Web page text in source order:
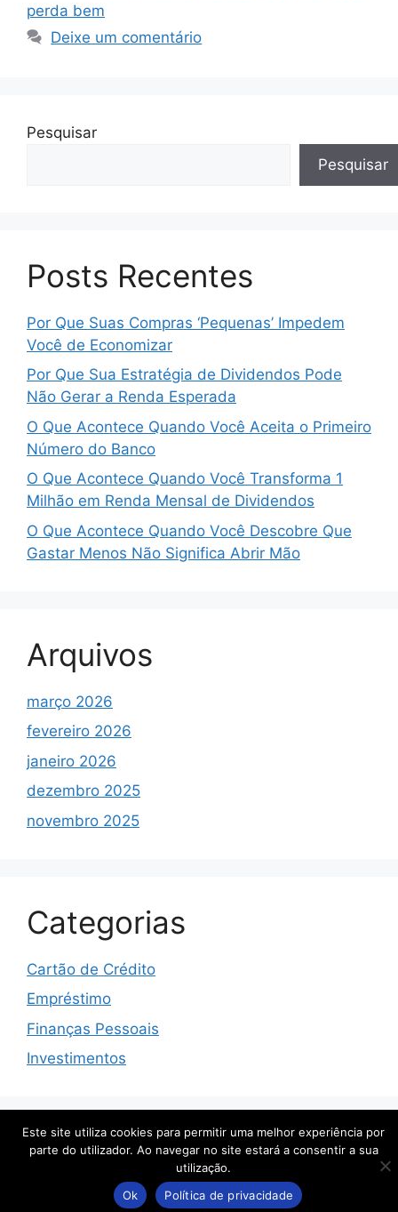
perda bem
Deixe um comentário
Pesquisar
Pesquisar
Posts Recentes
Por Que Suas Compras ‘Pequenas’ Impedem
Você de Economizar
Por Que Sua Estratégia de Dividendos Pode
Não Gerar a Renda Esperada
O Que Acontece Quando Você Aceita o Primeiro
Número do Banco
O Que Acontece Quando Você Transforma 1
Milhão em Renda Mensal de Dividendos
O Que Acontece Quando Você Descobre Que
Gastar Menos Não Significa Abrir Mão
Arquivos
março 2026
fevereiro 2026
janeiro 2026
dezembro 2025
novembro 2025
Categorias
Cartão de Crédito
Empréstimo
Finanças Pessoais
Investimentos
© 2026 Cesar Tenório • Built withGeneratePress
Este site utiliza cookies para permitir uma melhor experiência por
parte do utilizador. Ao navegar no site estará a consentir a sua
utilização.
Ok
Política de privacidade